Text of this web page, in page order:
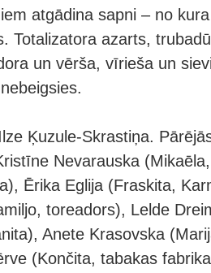
atgādina sapni – no
Totalizatora azarts,
un vērša, vīrieša un
Ķuzule-Skrastiņa.
Nevarauska
Ērika Eglija (Fraskita,
toreadors), Lelde
Anete Krasovska
(Končita, tabakas